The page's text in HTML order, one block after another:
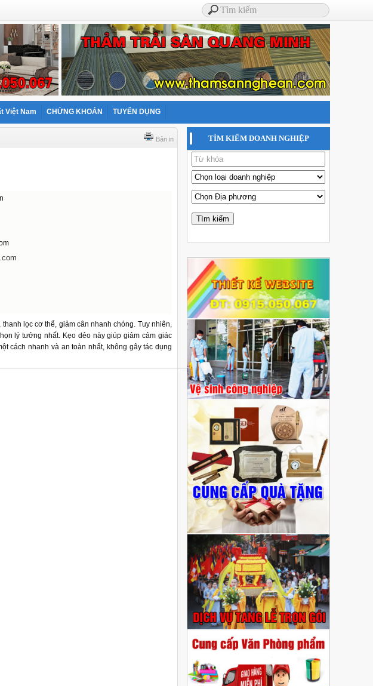
Việt Nam CHỨNG KHOÁN TUYỂN DỤNG
Bản in
lọc cơ thể, giảm cân nhanh chóng. Tuy nhiên,
lý tưởng nhất. Kẹo dẻo này giúp giảm cảm giác
cách nhanh và an toàn nhất, không gây tác dụng
TÌM KIẾM DOANH NGHIỆP